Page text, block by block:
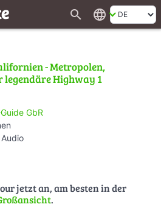
search language
- Metropolen,
Highway 1
GbR
jetzt an, am besten in der
.